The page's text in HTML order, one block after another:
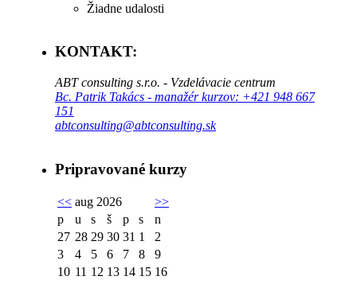
Žiadne udalosti
KONTAKT:
ABT consulting s.r.o. - Vzdelávacie centrum
Bc. Patrik Takács - manažér kurzov: +421 948 667
151
abtconsulting@abtconsulting.sk
Pripravované kurzy
<< aug 2026
>>
p
u s š p s
n
27 28 29 30 31 1
2
3
4 5 6 7 8
9
10 11 12 13 14 15 16